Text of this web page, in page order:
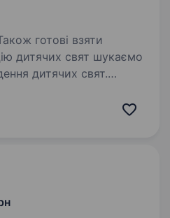
готові взяти
дитячих свят.